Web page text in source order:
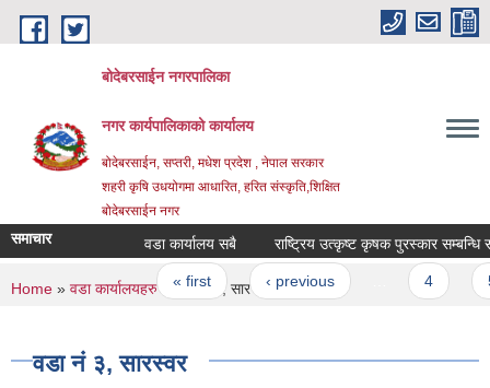
Skip to main content
बोदेबरसाईन नगरपालिका
नगर कार्यपालिकाको कार्यालय
बोदेबरसाईन, सप्तरी, मधेश प्रदेश , नेपाल सरकार
शहरी कृषि उधयोगमा आधारित, हरित संस्कृति,शिक्षित
बोदेबरसाईन नगर
समाचार वडा कार्यालय सबै राष्ट्रिय उत्कृष्ट कृषक पुरस्कार सम्बन्धि
Pages
« first ‹ previous
You are here
Home » वडा कार्यालयहरु» वडा नं‌ ३, सारस्वर
वडा नं‌ ३, सारस्वर